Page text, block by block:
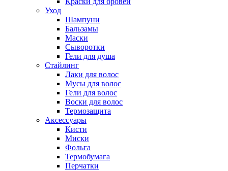
Уход
Шампуни
Бальзамы
Маски
Сыворотки
Гели для душа
Стайлинг
Лаки для волос
Мусы для волос
Гели для волос
Воски для волос
Термозащита
Аксессуары
Кисти
Миски
Фольга
Термобумага
Перчатки